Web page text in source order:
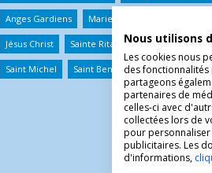
Anges Gardiens Marie Qui Défait Les Noeuds
Jésus Christ Sainte Rita Sainte Thérèse
Saint Michel Saint Benoît Saint Christophe
Nous utilisons
Les cookies nous
des
partageons
partenaires de
celles-ci avec
collectées lors de
pour personnaliser
publicitaires. Les
d'informations,